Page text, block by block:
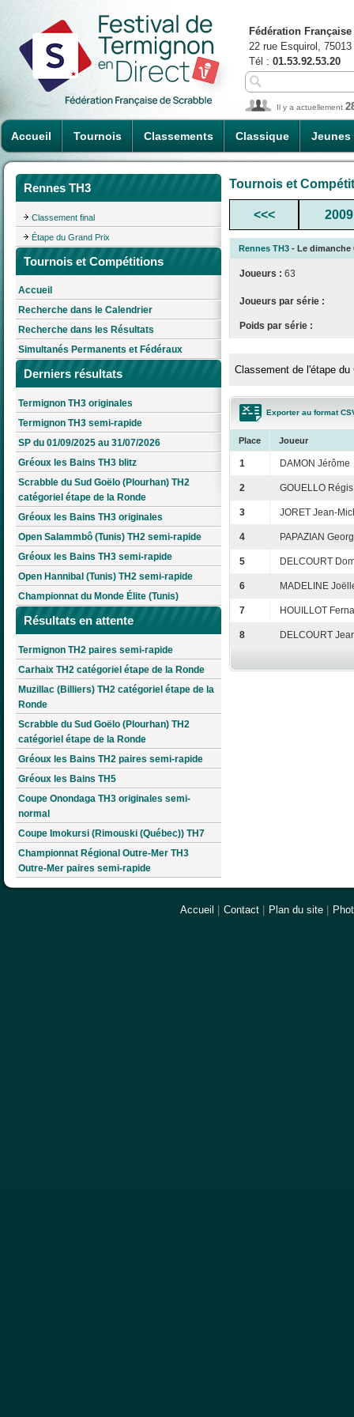
Accueil Tournois Classements Classique Jeunes
Fédération
22 rue Esquirol,
Tél : 01.53.92.53.20
Il y a actuellement
Rennes TH3
Classement final
Étape du Grand Prix
Tournois et Compétitions
Accueil
Recherche dans le Calendrier
Recherche dans les Résultats
Simultanés Permanents et Fédéraux
Derniers résultats
Termignon TH3 originales
Termignon TH3 semi-rapide
SP du 01/09/2025 au 31/07/2026
Gréoux les Bains TH3 blitz
Scrabble du Sud Goëlo (Plourhan) TH2
catégoriel étape de la Ronde
Gréoux les Bains TH3 originales
Open Salammbô (Tunis) TH2 semi-rapide
Gréoux les Bains TH3 semi-rapide
Open Hannibal (Tunis) TH2 semi-rapide
Championnat du Monde Élite (Tunis)
Résultats en attente
Termignon TH2 paires semi-rapide
Carhaix TH2 catégoriel étape de la Ronde
Muzillac (Billiers) TH2 catégoriel étape de la
Ronde
Scrabble du Sud Goëlo (Plourhan) TH2
catégoriel étape de la Ronde
Gréoux les Bains TH2 paires semi-rapide
Gréoux les Bains TH5
Coupe Onondaga TH3 originales semi-
normal
Coupe Imokursi (Rimouski (Québec)) TH7
Championnat Régional Outre-Mer TH3
Outre-Mer paires semi-rapide
Tournois et
<<< 2009
Rennes TH3 - Le dimanche
Joueurs : 63
Joueurs par série :
Poids par série :
Classement de l'étape du
Exporter au format
Place Joueur
1 DAMON Jérôme
2 GOUELLO Régis
3 JORET Jean-
4 PAPAZIAN
5 DELCOURT
6 MADELINE
7 HOUILLOT
8 DELCOURT
Accueil Contact Plan du site